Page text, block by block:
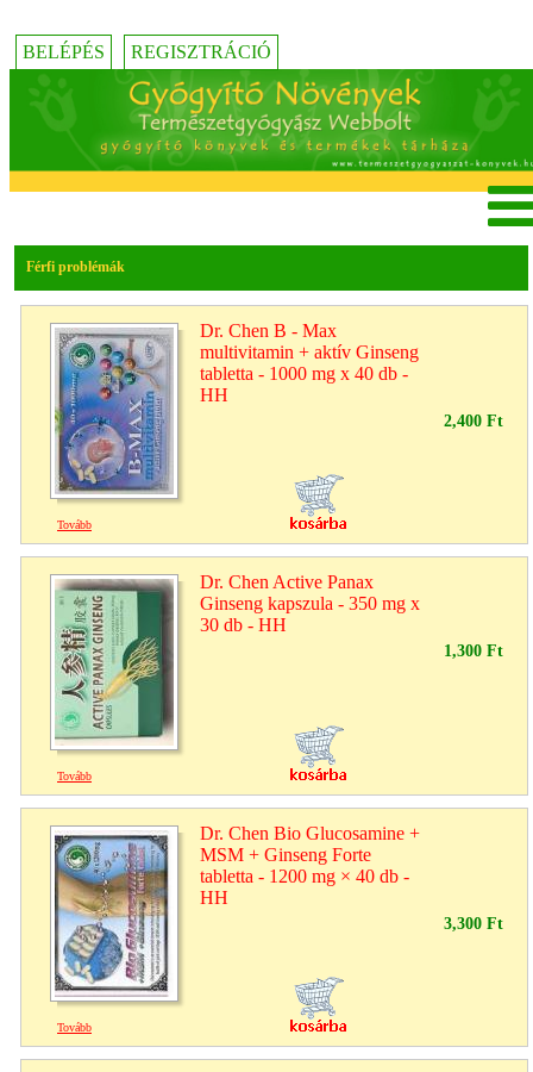
BELÉPÉS REGISZTRÁCIÓ
Férfi problémák
Dr. Chen B - Max
multivitamin + aktív Ginseng
tabletta - 1000 mg x 40 db -
HH
2,400 Ft
Tovább
Dr. Chen Active Panax
Ginseng kapszula - 350 mg x
30 db - HH
1,300 Ft
Tovább
Dr. Chen Bio Glucosamine +
MSM + Ginseng Forte
tabletta - 1200 mg × 40 db -
HH
3,300 Ft
Tovább